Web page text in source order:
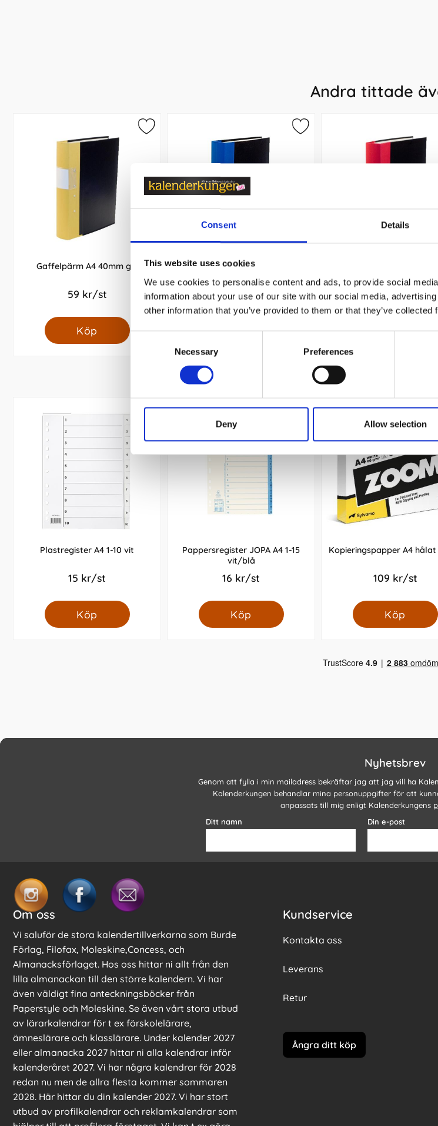
Consent Details
This website uses cookies
We use cookies to personalise content and ads, to provide social
information about your use of our site with our social media,
other information that you’ve provided to them or that they’ve
Necessary Preferences
Deny Allow selection
Andra tittade
Gaffelpärm A4 40mm gul
59 kr/st
Köp
Gaffelpärm A4 60mm blå
59 kr/st
Köp
59 kr/st
Köp
Andra köpte
Plastregister A4 1-10 vit
15 kr/st
Köp
Pappersregister JOPA A4 1-15
vit/blå
16 kr/st
Köp
Kopieringspapper A4 hålat
109 kr/st
Köp
Nyhetsbrev
Genom att fylla i min mailadress bekräftar jag att jag vill ha
Kalenderkungen behandlar mina personuppgifter för att
anpassats till mig enligt Kalenderkungens
Ditt namn
Din e-post
Om oss
Vi saluför de stora kalendertillverkarna som Burde
Förlag, Filofax, Moleskine,Concess, och
Almanacksförlaget. Hos oss hittar ni allt från den
lilla almanackan till den större kalendern. Vi har
även väldigt fina anteckningsböcker från
Paperstyle och Moleskine. Se även vårt stora utbud
av lärarkalendrar för t ex förskolelärare,
ämneslärare och klasslärare. Under kalender 2027
eller almanacka 2027 hittar ni alla kalendrar inför
kalenderåret 2027. Vi har några kalendrar för 2028
redan nu men de allra flesta kommer sommaren
2028. Här hittar du din kalender 2027. Vi har stort
utbud av profilkalendrar och reklamkalendrar som
Kundservice
Kontakta oss
Leverans
Retur
Ångra ditt köp